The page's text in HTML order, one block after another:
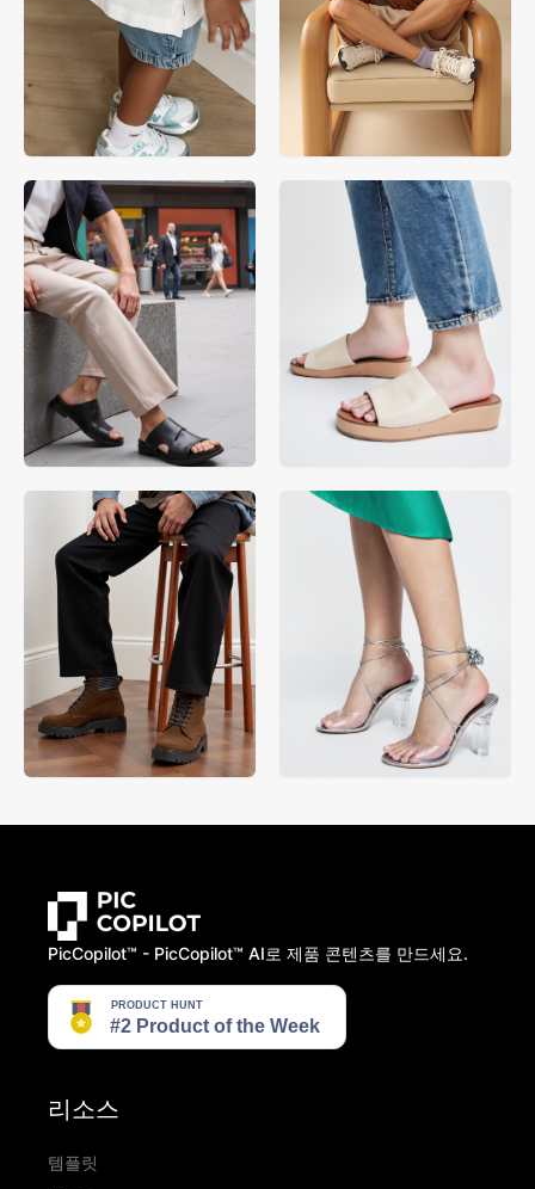
PicCopilot™️ - PicCopilot™️ AI로 제품 콘텐츠를 만드세요.
리소스
템플릿